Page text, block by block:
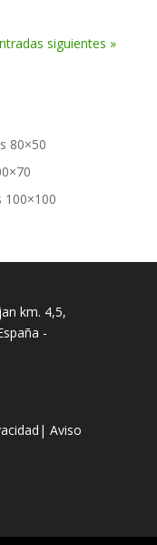
siguientes »
80×50
km. 4,5,
-
Aviso